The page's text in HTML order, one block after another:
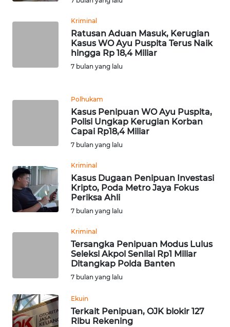
Kriminal
Ratusan Aduan Masuk, Kerugian
Kasus WO Ayu Puspita Terus Naik
hingga Rp 18,4 Miliar
7 bulan yang lalu
Polhukam
Kasus Penipuan WO Ayu Puspita,
Polisi Ungkap Kerugian Korban
Capai Rp18,4 Miliar
7 bulan yang lalu
Kriminal
Kasus Dugaan Penipuan Investasi
Kripto, Poda Metro Jaya Fokus
Periksa Ahli
7 bulan yang lalu
Kriminal
Tersangka Penipuan Modus Lulus
Seleksi Akpol Senilai Rp1 Miliar
Ditangkap Polda Banten
7 bulan yang lalu
Ekuin
Terkait Penipuan, OJK blokir 127
Ribu Rekening
SERDANG
WN
KARAWANG
BEKASI
WN
DEPOK